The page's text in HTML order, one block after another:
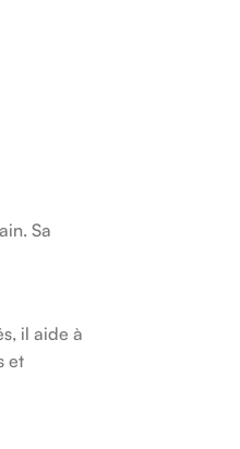
Sa
il aide à
et